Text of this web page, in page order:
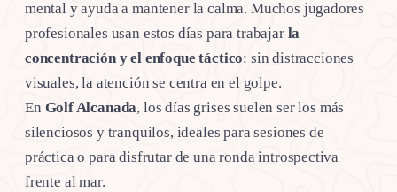
mental y ayuda a mantener la calma. Muchos jugadores
profesionales usan estos días para trabajar la
concentración y el enfoque táctico: sin distracciones
visuales, la atención se centra en el golpe.
En Golf Alcanada, los días grises suelen ser los más
silenciosos y tranquilos, ideales para sesiones de
práctica o para disfrutar de una ronda introspectiva
frente al mar.